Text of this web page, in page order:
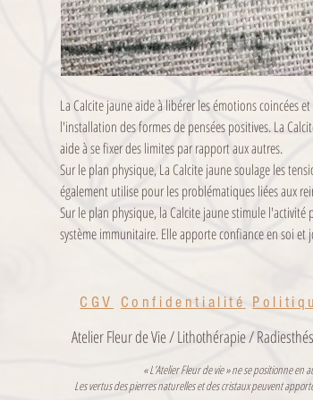
La Calcite jaune aide à libérer les émotions coincées
l'installation des formes de pensées positives. La
aide à se fixer des limites par rapport aux autres.
Sur le plan physique, La Calcite jaune soulage les
également utilise pour les problématiques liées aux
Sur le plan physique, la Calcite jaune stimule
système immunitaire. Elle apporte confiance en soi et
CGV Confidentialité
Atelier Fleur de Vie / Lithothérapie /
« L’Atelier Fleur de vie » ne se positionne
Les vertus des pierres naturelles et des cristaux peuvent